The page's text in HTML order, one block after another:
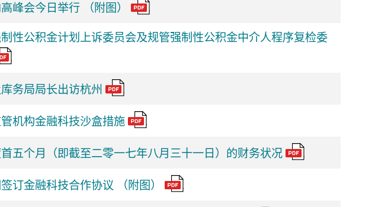
峰会今日举行 （附图）
性公积金计划上诉委员会及规管强制性公积金中介人程序复检委
务局局长出访杭州
机构金融科技沙盒措施
五个月（即截至二零一七年八月三十一日）的财务状况
订金融科技合作协议 （附图）